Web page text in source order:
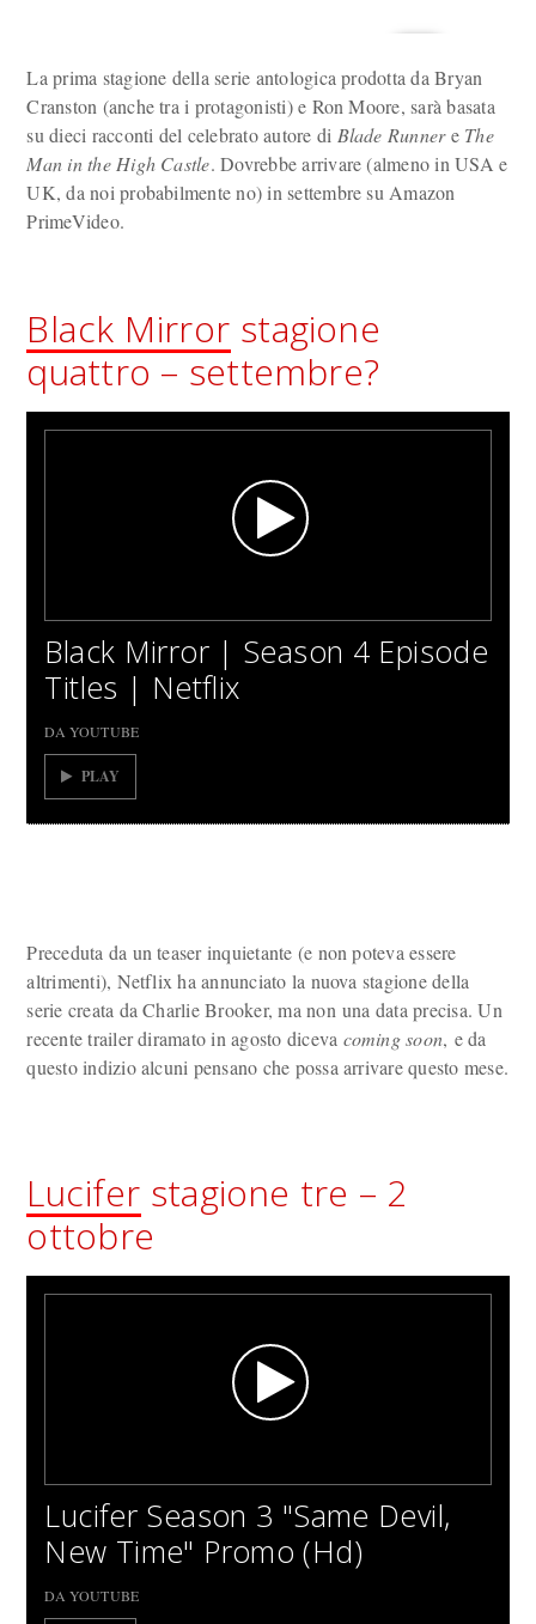
La prima stagione della serie antologica prodotta da Bryan
Cranston (anche tra i protagonisti) e Ron Moore, sarà basata
su dieci racconti del celebrato autore di Blade Runnere The
Man in the High Castle. Dovrebbe arrivare (almeno in USA e
UK, da noi probabilmente no) in settembre su Amazon
PrimeVideo.
Black Mirror stagione
quattro – settembre?
Black Mirror | Season 4 Episode
Titles | Netflix
DA YOUTUBE
PLAY
Preceduta da un teaser inquietante (e non poteva essere
altrimenti), Netflix ha annunciato la nuova stagione della
serie creata da Charlie Brooker, ma non una data precisa. Un
recente trailer diramato in agosto diceva coming soon, e da
questo indizio alcuni pensano che possa arrivare questo mese.
Lucifer stagione tre – 2
ottobre
Lucifer Season 3 "Same Devil,
New Time" Promo (Hd)
DA YOUTUBE